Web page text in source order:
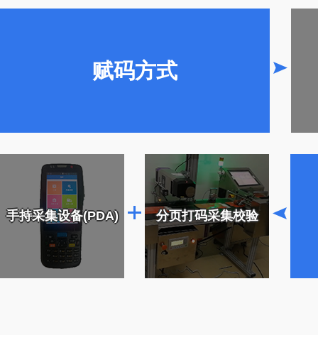
赋码方式
手持采集设备(PDA) 分页打码采集校验